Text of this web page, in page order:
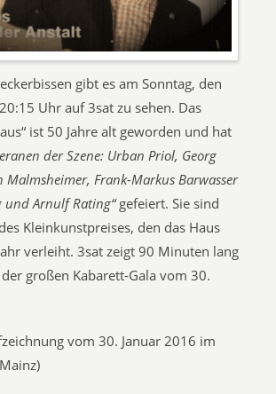
gibt es am Sonntag, den
Uhr auf 3sat zu sehen. Das
ist 50 Jahre alt geworden und hat
der Szene: Urban Priol, Georg
Malmsheimer, Frank-Markus Barwasser
und Arnulf Rating“gefeiert. Sie sind
Kleinkunstpreises, den das Haus
verleiht. 3sat zeigt 90 Minuten lang
großen Kabarett-Gala vom 30.
vom 30. Januar 2016 im